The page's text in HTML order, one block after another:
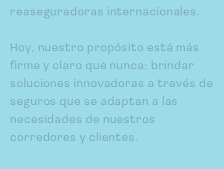
reasegurad oras internaciona es.
H oy, nuestro propósito está más
firme y c aro que nunca: brind ar
so uciones innovad oras a través d e
seguros que se ad aptan a as
necesid ad es d e nuestros
corred ores y c ientes.